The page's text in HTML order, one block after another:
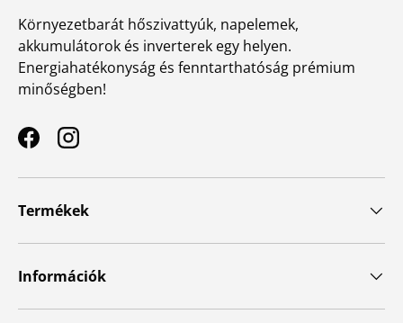
Környezetbarát hőszivattyúk, napelemek,
akkumulátorok és inverterek egy helyen.
Energiahatékonyság és fenntarthatóság prémium
minőségben!
FacebookInstagram
Termékek
Információk